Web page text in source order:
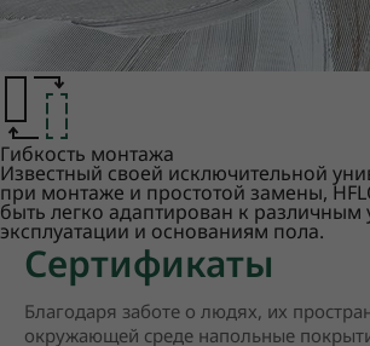
Гибкость монтажа
Известный своей исключительной
при монтаже и простотой замены,
быть легко адаптирован к различным
эксплуатации и основаниям пола.
Сертификаты
Благодаря заботе о людях, их
окружающей среде напольные